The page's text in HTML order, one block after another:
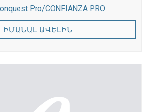
Pro/CONFIANZA PRO
ԻՄԱՆԱԼ ԱՎԵԼԻՆ